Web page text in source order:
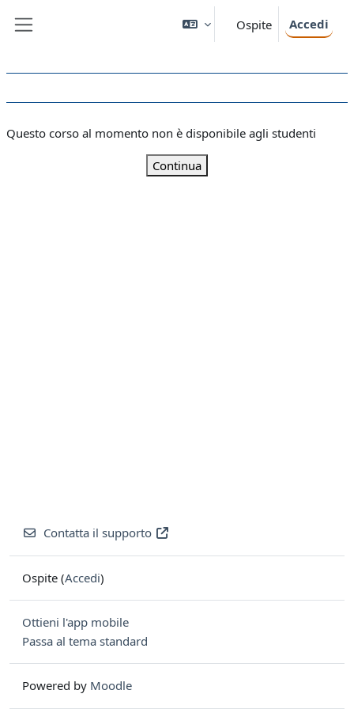
Ospite Accedi
Questo corso al momento non è disponibile agli studenti
Continua
Contatta il supporto
Ospite (Accedi)
Ottieni l'app mobile
Passa al tema standard
Powered by Moodle